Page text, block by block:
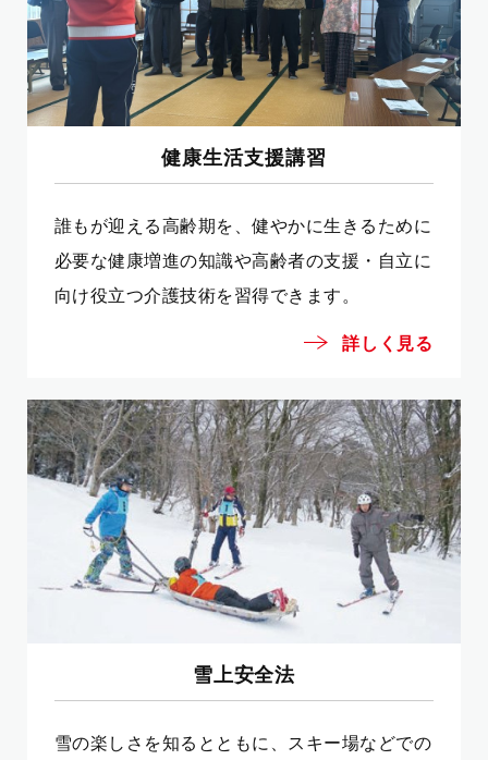
健康生活支援講習
誰もが迎える高齢期を、健やかに生きるために
必要な健康増進の知識や高齢者の支援・自立に
向け役立つ介護技術を習得できます。
詳しく見る
雪上安全法
雪の楽しさを知るとともに、スキー場などでの